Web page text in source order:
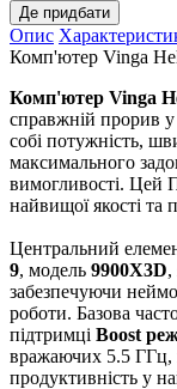
Де придбати
Опис
Комп'ютер Vinga
Комп'ютер Vinga
справжній прорив у
собі потужність,
максимального
вимогливості. Цей
найвищої якості та
Центральний
9, модель 9900X3D,
забезпечуючи
роботи. Базова
підтримці Boost
вражаючих 5.5 ГГц,
продуктивність у